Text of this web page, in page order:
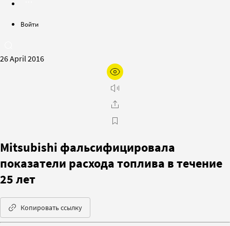
Войти
26 April 2016
Mitsubishi фальсифицировала
показатели расхода топлива в течение
25 лет
Копировать ссылку